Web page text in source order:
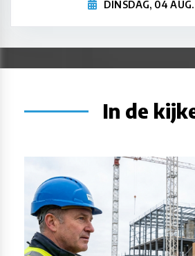
DINSDAG, 04
In de